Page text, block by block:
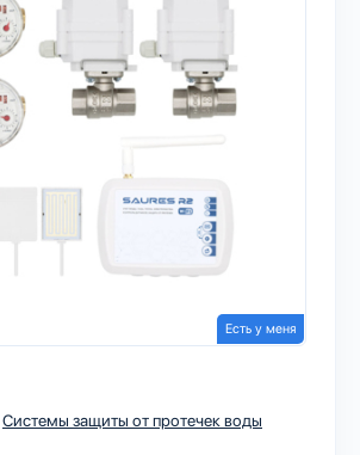
Есть у меня
Системы защиты от протечек воды